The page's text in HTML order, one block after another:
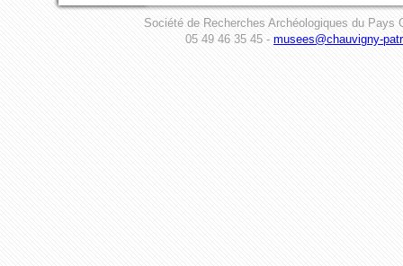
Société de Recherches Archéologiques du Pays
05 49 46 35 45 - musees@chauvigny-